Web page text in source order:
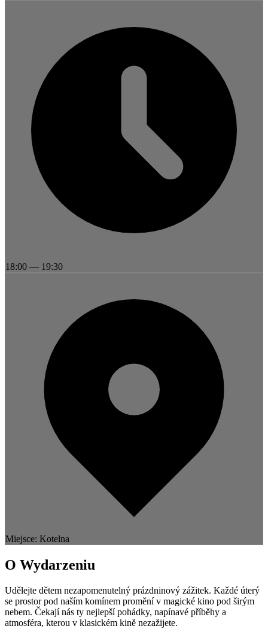
18:00 — 19:30
Miejsce: Kotelna
O Wydarzeniu
Udělejte dětem nezapomenutelný prázdninový zážitek. Každé úterý
se prostor pod naším komínem promění v magické kino pod širým
nebem. Čekají nás ty nejlepší pohádky, napínavé příběhy a
atmosféra, kterou v klasickém kině nezažijete.